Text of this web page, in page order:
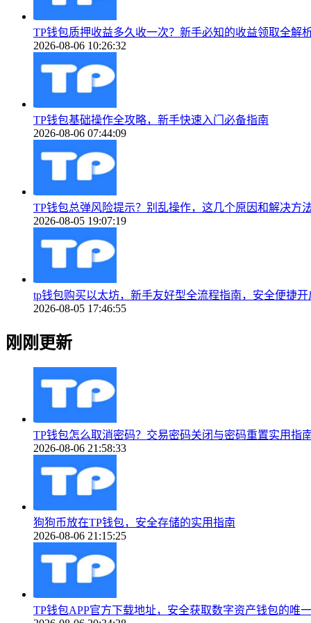
TP钱包质押收益多久收一次？新手必知的收益领取全解
2026-08-06 10:26:32
TP钱包基础操作全攻略，新手快速入门必备指南
2026-08-06 07:44:09
TP钱包总弹风险提示？别乱操作，这几个原因和解决方
2026-08-05 19:07:19
tp钱包购买以太坊，新手友好型全流程指南，安全便捷
2026-08-05 17:46:55
刚刚更新
TP钱包怎么取消密码？交易密码关闭与密码重置实用指
2026-08-06 21:58:33
狗狗币放在TP钱包，安全存储的实用指南
2026-08-06 21:15:25
TP钱包APP官方下载地址，安全获取数字资产钱包的唯